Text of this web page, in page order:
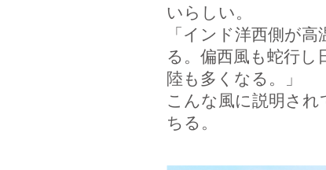
いらしい。
「インド洋西側が
る。偏西風も蛇行
陸も多くなる。」
こんな風に説明さ
ちる。